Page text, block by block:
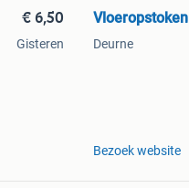
€ 6,50
Gisteren
Vloeropstoken
Deurne
Bezoek website